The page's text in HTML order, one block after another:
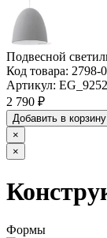
Подвесной
Код товара: 2798-
Артикул:
2 790 ₽
Добавить в корзину
×
×
Формы